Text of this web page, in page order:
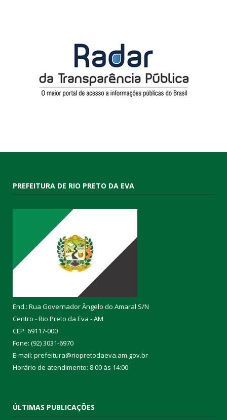
PREFEITURA DE RIO PRETO DA EVA
End.: Rua Governador Ângelo do Amaral S/N
Centro - Rio Preto da Eva - AM
CEP: 69117-000
Fone: (92) 3031-6970
E-mail: prefeitura@riopretodaeva.am.gov.br
Horário de atendimento: 8:00 às 14:00
ÚLTIMAS PUBLICAÇÕES